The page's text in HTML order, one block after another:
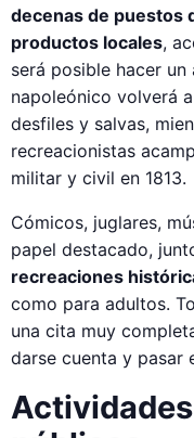
decenas de puestos
productos locales,
será posible hacer
napoleónico volverá
desfiles y salvas,
recreacionistas
militar y civil en 1813.
Cómicos, juglares,
papel destacado,
recreaciones
como para adultos.
una cita muy
darse cuenta y pasar